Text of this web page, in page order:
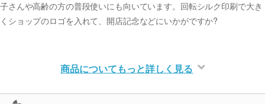
子さんや高齢の方の普段使いにも向いています。回転シルク印刷で大き
くショップのロゴを入れて、開店記念などにいかがですか?
商品についてもっと詳しく見る